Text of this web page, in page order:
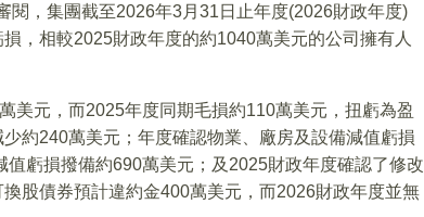
閱，集團截至2026年3月31日止年度(2026財政年度)
，相較2025財政年度的約1040萬美元的公司擁有人
美元，而2025年度同期毛損約110萬美元，扭虧為盈
約240萬美元；年度確認物業、廠房及設備減值虧損
虧損撥備約690萬美元；及2025財政年度確認了修改
股債券預計違約金400萬美元，而2026財政年度並無